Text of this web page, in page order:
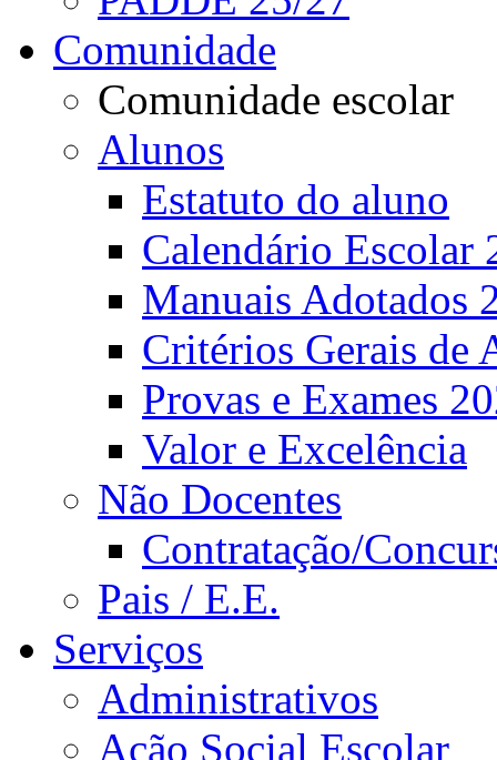
Comunidade
Comunidade escolar
Alunos
Estatuto do aluno
Calendário Escolar
Manuais Adotados
Critérios Gerais de
Provas e Exames
Valor e Excelência
Não Docentes
Contratação/
Pais / E.E.
Serviços
Administrativos
Ação Social Escolar